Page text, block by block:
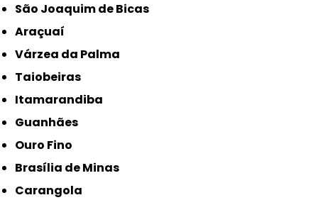
São Joaquim de Bicas
Araçuaí
Várzea da Palma
Taiobeiras
Itamarandiba
Guanhães
Ouro Fino
Brasília de Minas
Carangola